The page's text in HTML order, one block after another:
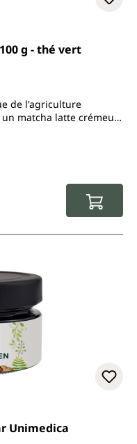
g - thé vert
de l'agriculture
matcha latte crémeux
tamarin BIO 135 g par Unimedica